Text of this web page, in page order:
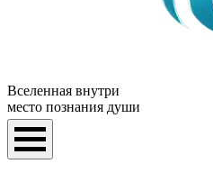
Вселенная внутри
место познания души